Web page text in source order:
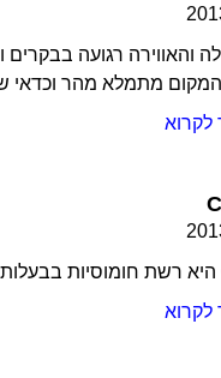
והאווירה רגועה
מתמלא מהר וכדאי